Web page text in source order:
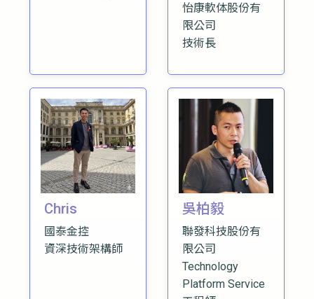
怡康軟体股份有
限公司
技術長
Chris
國泰金控
資深技術架構師
吳柏毅
聯發科技股份有
限公司
Technology
Platform Service